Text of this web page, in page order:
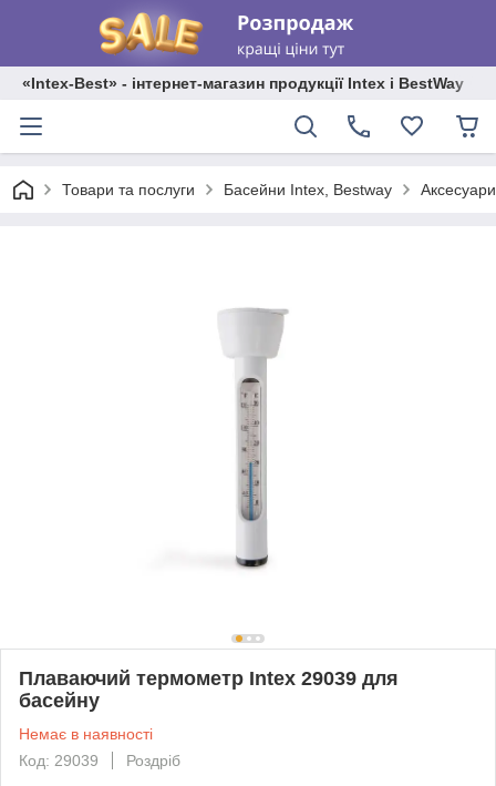
«Intex-Best» - інтернет-магазин продукції Intex і BestWay
Товари та послуги Басейни Intex, Bestway
Плаваючий термометр Intex 29039 для
басейну
Немає в наявності
Код: 29039
Роздріб